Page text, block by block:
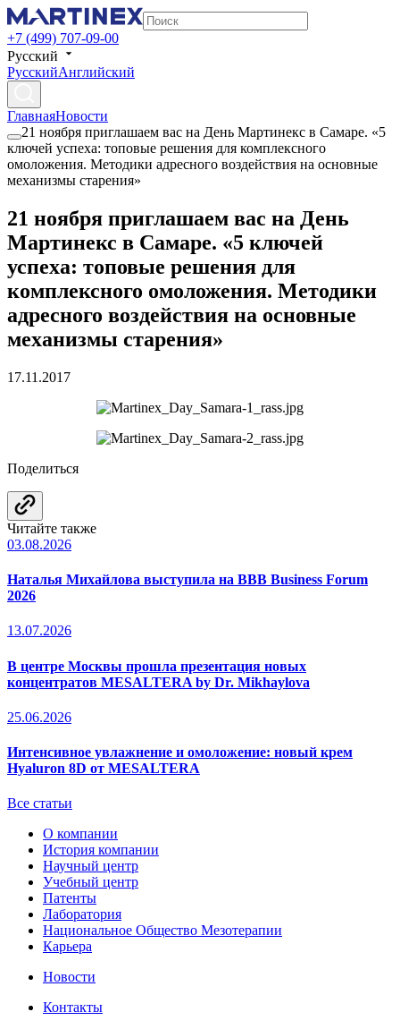
+7 (499) 707-09-00
Русский
РусскийАнглийский
ГлавнаяНовости
21 ноября приглашаем вас на День Мартинекс в Самаре. «5
ключей успеха: топовые решения для комплексного
омоложения. Методики адресного воздействия на основные
механизмы старения»
21 ноября приглашаем вас на День
Мартинекс в Самаре. «5 ключей
успеха: топовые решения для
комплексного омоложения. Методики
адресного воздействия на основные
механизмы старения»
17.11.2017
Поделиться
Читайте также
03.08.2026
Наталья Михайлова выступила на BBB Business Forum
2026
13.07.2026
В центре Москвы прошла презентация новых
концентратов MESALTERA by Dr. Mikhaylova
25.06.2026
Интенсивное увлажнение и омоложение: новый крем
Hyaluron 8D от MESALTERA
Все статьи
О компании
История компании
Научный центр
Учебный центр
Патенты
Лаборатория
Национальное Общество Мезотерапии
Карьера
Новости
Контакты